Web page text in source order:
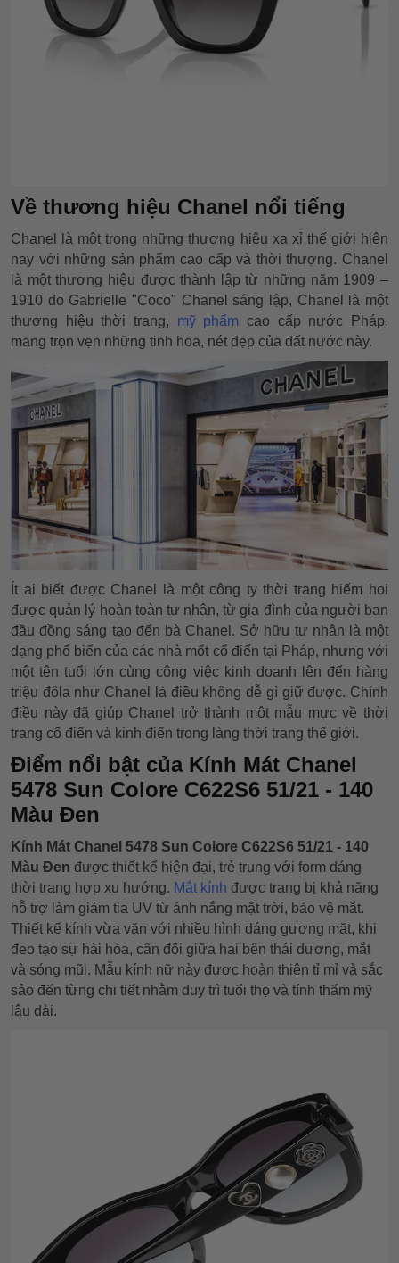
Về thương hiệu Chanel nổi tiếng
Chanel là một trong những thương hiệu xa xỉ thế giới hiện
nay với những sản phẩm cao cấp và thời thượng. Chanel
là một thương hiệu được thành lập từ những năm 1909 –
1910 do Gabrielle "Coco" Chanel sáng lập, Chanel là một
thương hiệu thời trang, mỹ phẩm cao cấp nước Pháp,
mang trọn vẹn những tinh hoa, nét đẹp của đất nước này.
Ít ai biết được Chanel là một công ty thời trang hiếm hoi
được quản lý hoàn toàn tư nhân, từ gia đình của người ban
đầu đồng sáng tạo đến bà Chanel. Sở hữu tư nhân là một
dạng phổ biến của các nhà mốt cổ điển tại Pháp, nhưng với
một tên tuổi lớn cùng công việc kinh doanh lên đến hàng
triệu đôla như Chanel là điều không dễ gì giữ được. Chính
điều này đã giúp Chanel trở thành một mẫu mực về thời
trang cổ điển và kinh điển trong làng thời trang thế giới.
Điểm nổi bật của Kính Mát Chanel
5478 Sun Colore C622S6 51/21 - 140
Màu Đen
Kính Mát Chanel 5478 Sun Colore C622S6 51/21 - 140
Màu Đen được thiết kế hiện đại, trẻ trung với form dáng
thời trang hợp xu hướng. Mắt kính được trang bị khả năng
hỗ trợ làm giảm tia UV từ ánh nắng mặt trời, bảo vệ mắt.
Thiết kế kính vừa vặn với nhiều hình dáng gương mặt, khi
đeo tạo sự hài hòa, cân đối giữa hai bên thái dương, mắt
và sóng mũi. Mẫu kính nữ này được hoàn thiện tỉ mỉ và sắc
sảo đến từng chi tiết nhằm duy trì tuổi thọ và tính thẩm mỹ
lâu dài.